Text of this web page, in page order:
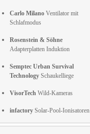
Carlo Milano Ventilator mit
Schlafmodus
Rosenstein & Söhne
Adapterplatten Induktion
Semptec Urban Survival
Technology Schaukelliege
VisorTech Wild-Kameras
infactory Solar-Pool-Ionisatoren